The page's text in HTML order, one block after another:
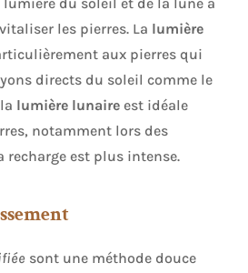
les pierres. La lumière
aux pierres qui
directs du soleil comme le
lumière lunaireest idéale
notamment lors des
recharge est plus intense.
sont une méthode douce